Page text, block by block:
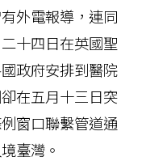
外電報導，連同
十四日在英國聖
政府安排到醫院
在五月十三日突
窗口聯繫管道通
臺灣。